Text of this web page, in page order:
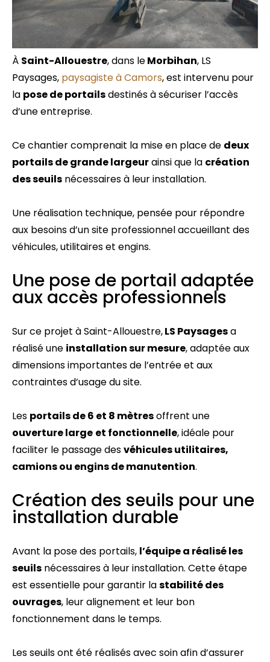
À Saint-Allouestre, dans leMorbihan, LS
Paysages, paysagiste à Camors, est intervenu pour
la pose de portailsdestinés à sécuriser l’accès
d’une entreprise.
Ce chantier comprenait la mise en place de deux
portails de grande largeurainsi que la création
des seuils nécessaires à leur installation.
Une réalisation technique, pensée pour répondre
aux besoins d’un site professionnel accueillant des
véhicules, utilitaires et engins.
Une pose de portail adaptée
aux accès professionnels
Sur ce projet à Saint-Allouestre,LS Paysagesa
réalisé une installation sur mesure, adaptée aux
dimensions importantes de l’entrée et aux
contraintes d’usage du site.
Les portails de 6 et 8 mètresoffrent une
ouverture large et fonctionnelle, idéale pour
faciliter le passage desvéhicules utilitaires,
camions ou engins de manutention.
Création des seuils pour une
installation durable
Avant la pose des portails, l’équipe a réalisé les
seuils nécessaires à leur installation. Cette étape
est essentielle pour garantir lastabilité des
ouvrages, leur alignement et leur bon
fonctionnement dans le temps.
Les seuils ont été réalisés avec soin afin d’assurer